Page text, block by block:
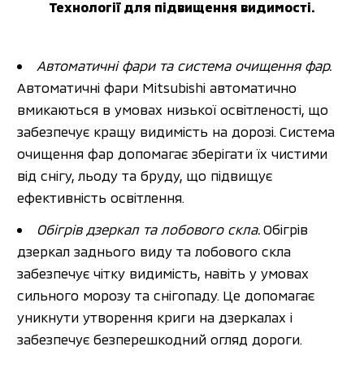
Технології для підвищення видимості.
Автоматичні фари Mitsubishi автоматично
вмикаються в умовах низької освітленості, що
забезпечує кращу видимість на дорозі. Система
очищення фар допомагає зберігати їх чистими
від снігу, льоду та бруду, що підвищує
ефективність освітлення.
Обігрів дзеркал та лобового скла. Обігрів
дзеркал заднього виду та лобового скла
забезпечує чітку видимість, навіть у умовах
сильного морозу та снігопаду. Це допомагає
уникнути утворення криги на дзеркалах і
забезпечує безперешкодний огляд дороги.